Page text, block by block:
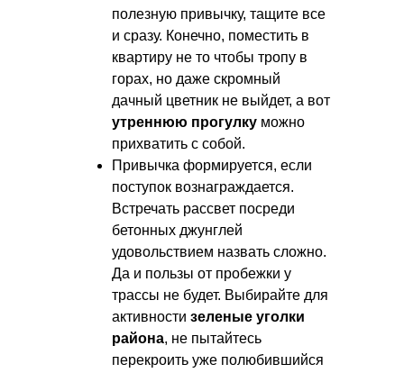
полезную привычку, тащите все
и сразу. Конечно, поместить в
квартиру не то чтобы тропу в
горах, но даже скромный
дачный цветник не выйдет, а вот
утреннюю прогулку можно
прихватить с собой.
Привычка формируется, если
поступок вознаграждается.
Встречать рассвет посреди
бетонных джунглей
удовольствием назвать сложно.
Да и пользы от пробежки у
трассы не будет. Выбирайте для
активности зеленые уголки
района, не пытайтесь
перекроить уже полюбившийся